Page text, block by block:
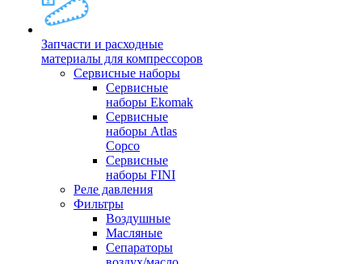
Запчасти и расходные
материалы для компрессоров
Cервисные наборы
Сервисные
наборы Ekomak
Cервисные
наборы Atlas
Copco
Сервисные
наборы FINI
Реле давления
Фильтры
Воздушные
Масляные
Сепараторы